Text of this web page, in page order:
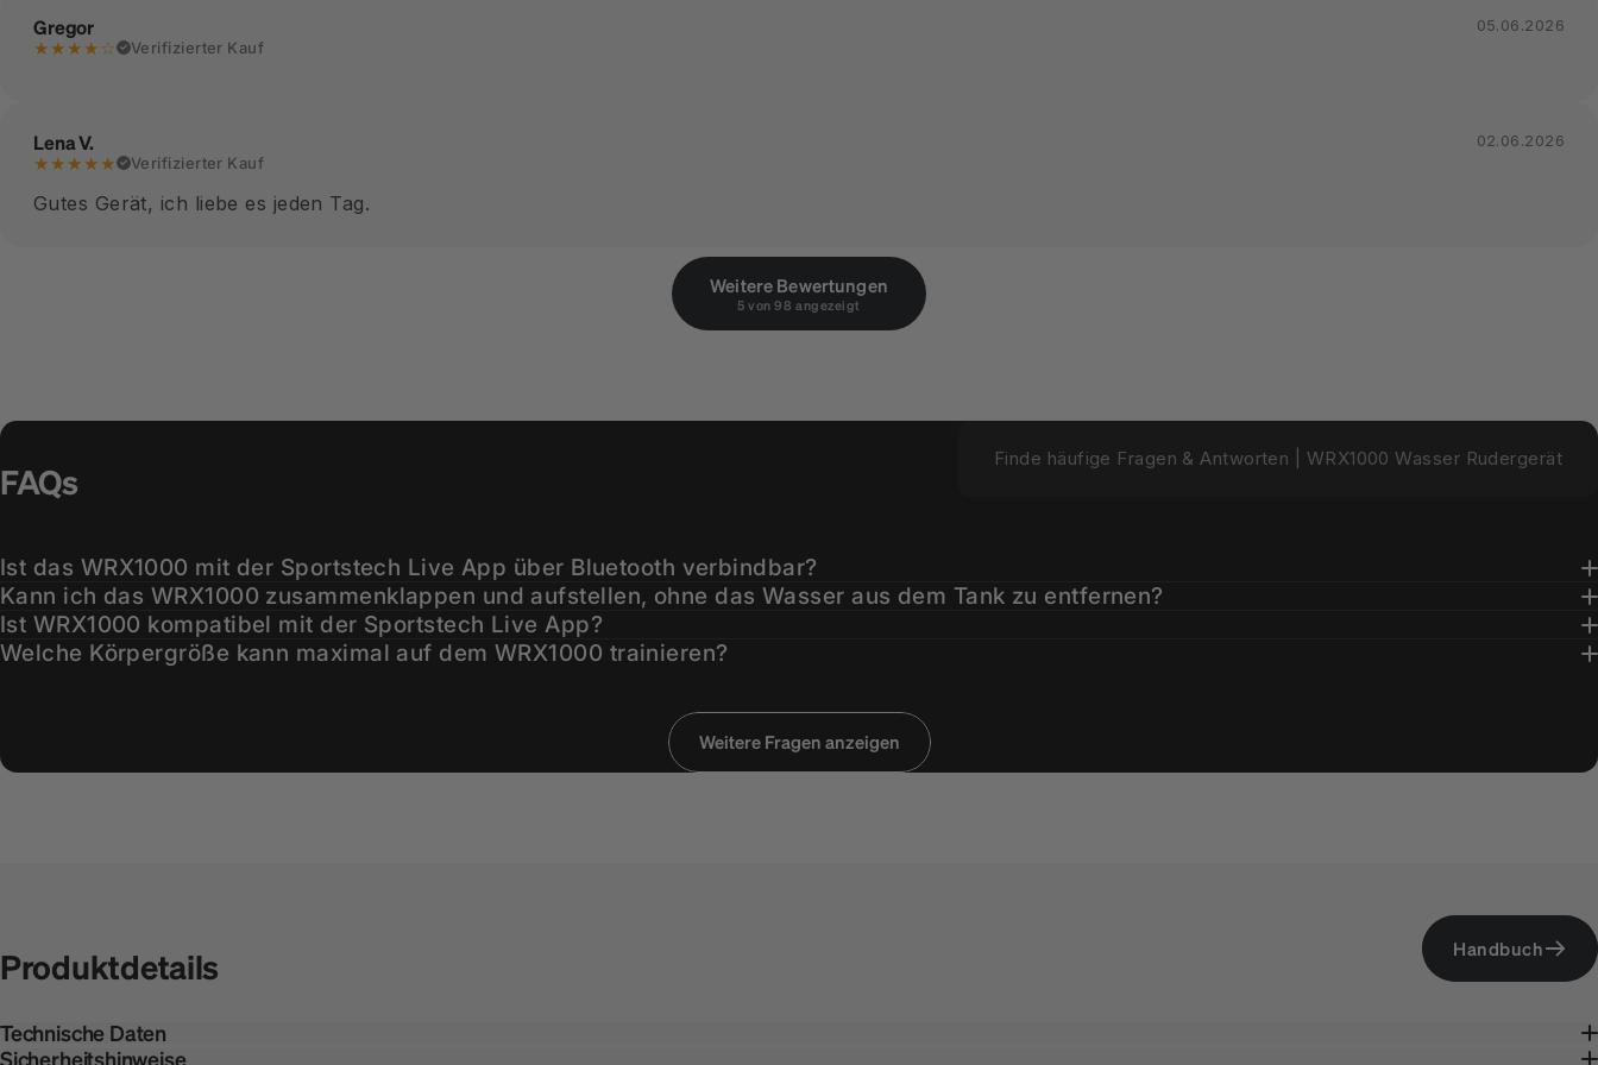
Gregor
★★★★☆ Verifizierter Kauf
05.06.2026
Lena V.
★★★★★ Verifizierter Kauf
02.06.2026
Gutes Gerät, ich liebe es jeden Tag.
Weitere Bewertungen
5 von 98 angezeigt
FAQs
Finde häufige Fragen & Antworten | WRX1000 Wasser Rudergerät
Ist das WRX1000 mit der Sportstech Live App über Bluetooth verbindbar?
Kann ich das WRX1000 zusammenklappen und aufstellen, ohne das Wasser aus dem Tank zu entfernen?
Ist WRX1000 kompatibel mit der Sportstech Live App?
Welche Körpergröße kann maximal auf dem WRX1000 trainieren?
Weitere Fragen anzeigen
Produktdetails Handbuch
Technische Daten
Sicherheitshinweise